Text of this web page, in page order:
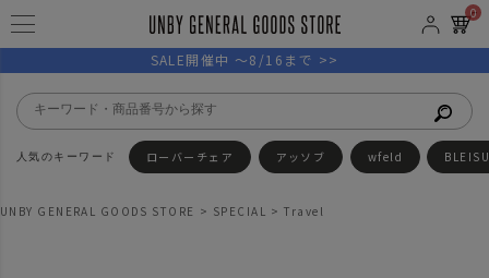
0
SALE開催中 ～8/16まで >>
ローバーチェア アッソブ wfeld
UNBY GENERAL GOODS STORE SPECIAL Travel